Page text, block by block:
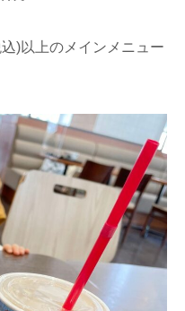
)以上のメインメニュー